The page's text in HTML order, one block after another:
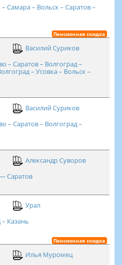
Самара – Вольск – Саратов –
Пенсионная скидка
Василий Суриков
– Саратов – Волгоград –
– Усовка – Вольск –
Василий Суриков
– Саратов – Волгоград –
Александр Суворов
Саратов
Урал
Казань
Пенсионная скидка
Илья Муромец